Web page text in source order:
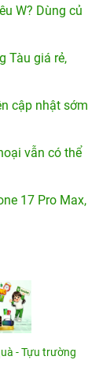
W? Dùng củ
Tàu giá rẻ,
cập nhật sớm
vẫn có thể
17 Pro Max,
- Tựu trường